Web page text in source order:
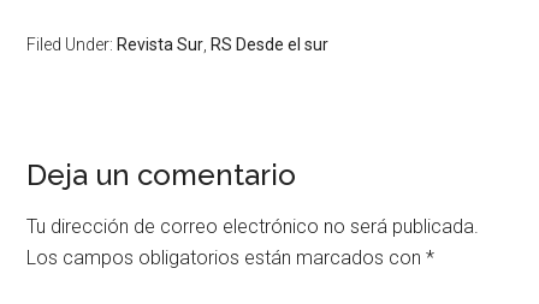
Filed Under: Revista Sur RS Desde el sur
Deja un comentario
Tu dirección de correo electrónico no será publicada.
Los campos obligatorios están marcados con*